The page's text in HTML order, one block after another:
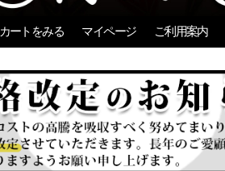
カートをみる マイページ ご利用案内